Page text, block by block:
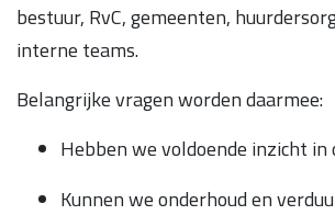
bestuur, RvC, gemeenten,
interne teams.
Belangrijke vragen worden daarmee:
Hebben we voldoende inzicht in
Kunnen we onderhoud en